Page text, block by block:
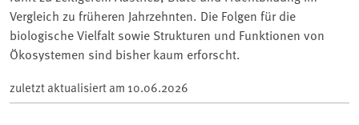
Vergleich zu früheren Jahrzehnten. Die Folgen für die
biologische Vielfalt sowie Strukturen und Funktionen von
Ökosystemen sind bisher kaum erforscht.
zuletzt aktualisiert am 10.06.2026